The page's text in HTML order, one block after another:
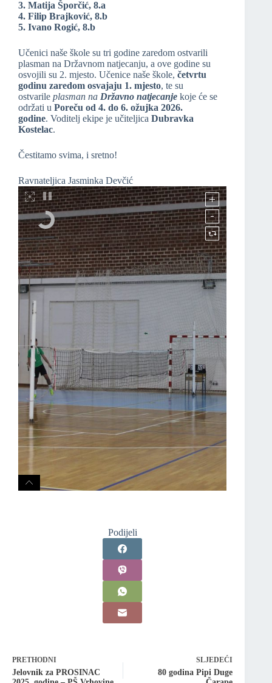
3. Matija Šporčić, 8.a
4. Filip Brajković, 8.b
5. Ivano Rogić, 8.b
Učenici naše škole su tri godine zaredom ostvarili
plasman na Državnom natjecanju, a ove godine su
osvojili su 2. mjesto. Učenice naše škole, četvrtu
godinu zaredom osvajaju 1. mjesto, te su
ostvarile plasman na Državno natjecanje koje će se
održati u Poreču od 4. do 6. ožujka 2026.
godine. Voditelj ekipe je učiteljica Dubravka
Kostelac.
Čestitamo svima, i sretno!
Ravnateljica Jasminka Devčić
Podijeli
PRETHODNI
Jelovnik za PROSINAC
SLJEDEĆI
80 godina Pipi Duge